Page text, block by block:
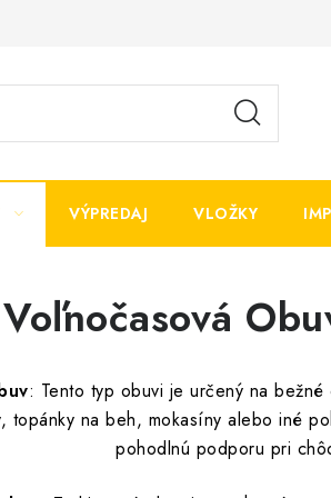
VÝPREDAJ VLOŽKY
Voľnočasová
: Tento typ obuvi je určený na
topánky na beh, mokasíny alebo iné
pohodlnú podporu pri